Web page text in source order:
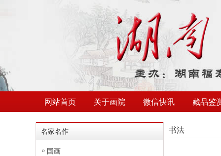
网站首页 关于画院 微信快讯 藏品鉴
名家名作
国画
书法